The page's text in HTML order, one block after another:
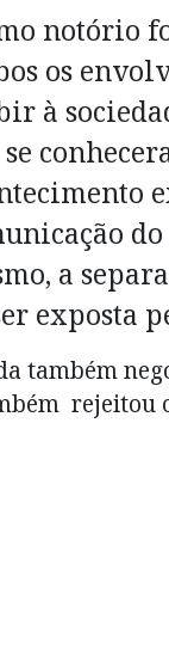
notório
os
à
a
exposta
também
rejeitou